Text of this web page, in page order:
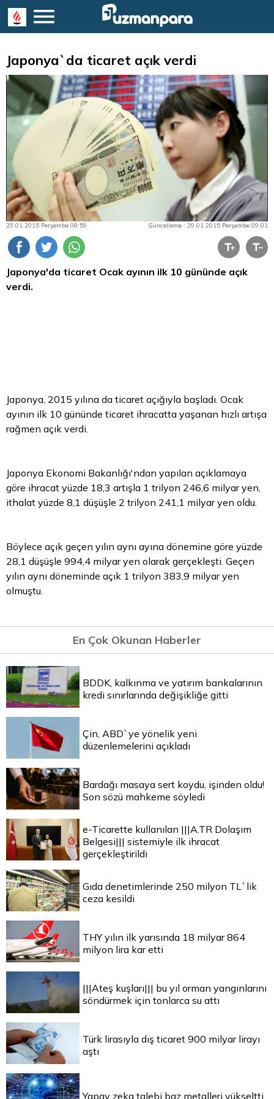
Japonya`da ticaret açık verdi
29.01.2015 Perşembe 08:59 Güncelleme : 29.01.2015 Perşembe 09:01
Japonya'da ticaret Ocak ayının ilk 10 gününde açık
verdi.
Japonya, 2015 yılına da ticaret açığıyla başladı. Ocak
ayının ilk 10 gününde ticaret ihracatta yaşanan hızlı artışa
rağmen açık verdi.
Japonya Ekonomi Bakanlığı'ndan yapılan açıklamaya
göre ihracat yüzde 18,3 artışla 1 trilyon 246,6 milyar yen,
ithalat yüzde 8,1 düşüşle 2 trilyon 241,1 milyar yen oldu.
Böylece açık geçen yılın aynı ayına dönemine göre yüzde
28,1 düşüşle 994,4 milyar yen olarak gerçekleşti. Geçen
yılın aynı döneminde açık 1 trilyon 383,9 milyar yen
olmuştu.
En Çok Okunan Haberler
BDDK, kalkınma ve yatırım bankalarının
kredi sınırlarında değişikliğe gitti
Çin, ABD`ye yönelik yeni
düzenlemelerini açıkladı
Bardağı masaya sert koydu, işinden oldu!
Son sözü mahkeme söyledi
e-Ticarette kullanılan |||A.TR Dolaşım
Belgesi||| sistemiyle ilk ihracat
gerçekleştirildi
Gıda denetimlerinde 250 milyon TL`lik
ceza kesildi
THY yılın ilk yarısında 18 milyar 864
milyon lira kar etti
|||Ateş kuşları||| bu yıl orman yangınlarını
söndürmek için tonlarca su attı
Türk lirasıyla dış ticaret 900 milyar lirayı
aştı
Yapay zeka talebi baz metalleri yükseltti